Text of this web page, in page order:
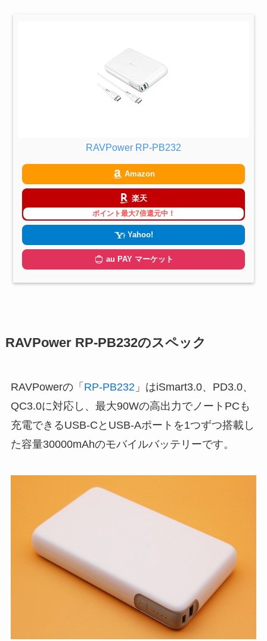
RAVPower RP-PB232
Amazon
楽天
ポイント最大7倍還元中！
Yahoo!
au PAY マーケット
RAVPower RP-PB232のスペック
RAVPowerの「 RP-PB232 」はiSmart3.0、PD3.0、
QC3.0に対応し、最大90Wの高出力でノートPCも
充電できるUSB-CとUSB-Aポートを1つずつ搭載し
た容量30000mAhのモバイルバッテリーです。